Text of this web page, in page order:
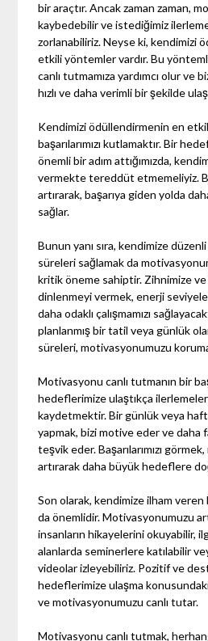
bir araçtır. Ancak zaman zaman,
kaybedebilir ve istediğimiz
zorlanabiliriz. Neyse ki, kendimizi
etkili yöntemler vardır. Bu
canlı tutmamıza yardımcı olur ve
hızlı ve daha verimli bir şekilde
Kendimizi ödüllendirmenin en
başarılarımızı kutlamaktır. Bir
önemli bir adım attığımızda,
vermekte tereddüt etmemeliyiz.
artırarak, başarıya giden yolda
sağlar.
Bunun yanı sıra, kendimize
süreleri sağlamak da
kritik öneme sahiptir. Zihnimize
dinlenmeyi vermek, enerji
daha odaklı çalışmamızı
planlanmış bir tatil veya günlük
süreleri, motivasyonumuzu
Motivasyonu canlı tutmanın bir
hedeflerimize ulaştıkça
kaydetmektir. Bir günlük veya
yapmak, bizi motive eder ve daha
teşvik eder. Başarılarımızı
artırarak daha büyük hedeflere
Son olarak, kendimize ilham
da önemlidir. Motivasyonumuzu
insanların hikayelerini okuyabilir,
alanlarda seminerlere katılabilir
videolar izleyebiliriz. Pozitif ve
hedeflerimize ulaşma konusundaki
ve motivasyonumuzu canlı tutar.
Motivasyonu canlı tutmak,